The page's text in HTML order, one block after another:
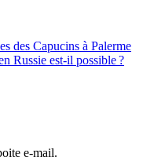
des Capucins à Palerme
Russie est-il possible ?
e-mail.